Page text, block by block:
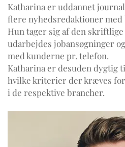
Katharina er uddannet
flere nyhedsredaktioner med
Hun tager sig af den
udarbejdes jobansøgninger
med kunderne pr. telefon.
Katharina er desuden dygtig
hvilke kriterier der kræves
i de respektive brancher.